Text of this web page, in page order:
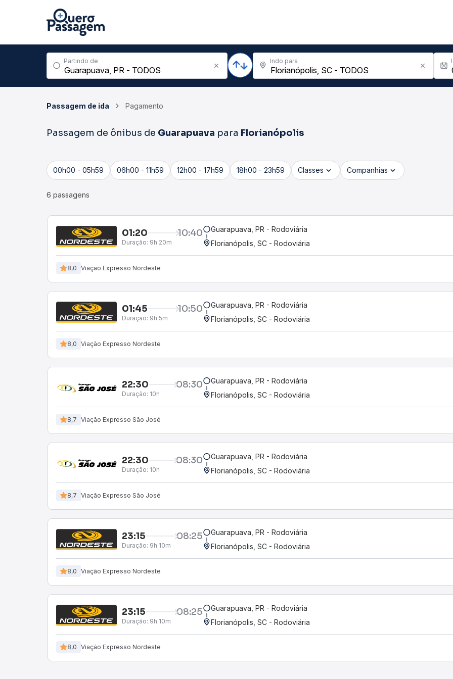
Partindo de Indo para
Passagem de ida Pagamento
Passagem de ônibus de Guarapuava para Florianópolis
00h00 - 05h59 06h00 - 11h59 12h00 - 17h59 18h00 - 23h59 Classes Companhias
6 passagens
01:20 10:40
Duração: 9h 20m
Guarapuava, PR - Rodoviária
Florianópolis, SC - Rodoviária
8,0 Viação Expresso Nordeste
01:45 10:50
Duração: 9h 5m
Guarapuava, PR - Rodoviária
Florianópolis, SC - Rodoviária
8,0 Viação Expresso Nordeste
22:30 08:30
Duração: 10h
Guarapuava, PR - Rodoviária
Florianópolis, SC - Rodoviária
8,7 Viação Expresso São José
22:30 08:30
Duração: 10h
Guarapuava, PR - Rodoviária
Florianópolis, SC - Rodoviária
8,7 Viação Expresso São José
23:15 08:25
Duração: 9h 10m
Guarapuava, PR - Rodoviária
Florianópolis, SC - Rodoviária
8,0 Viação Expresso Nordeste
23:15 08:25
Duração: 9h 10m
Guarapuava, PR - Rodoviária
Florianópolis, SC - Rodoviária
8,0 Viação Expresso Nordeste